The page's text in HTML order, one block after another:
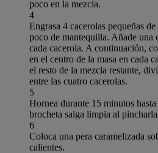
poco en la mezcla.
4
Engrasa 4 cacerolas pequeñas
poco de mantequilla. Añade una
cada cacerola. A continuación,
en el centro de la masa en cada
el resto de la mezcla restante,
entre las cuatro cacerolas.
5
Hornea durante 15 minutos
brocheta salga limpia al
6
Coloca una pera caramelizada
calientes.